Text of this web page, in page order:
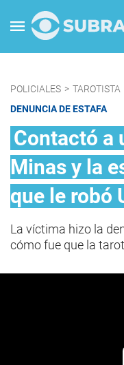
POLICIALES > TAROTISTA
DENUNCIA DE ESTAFA
Contactó a
Minas y la
que le robó
La víctima hizo la
cómo fue que la